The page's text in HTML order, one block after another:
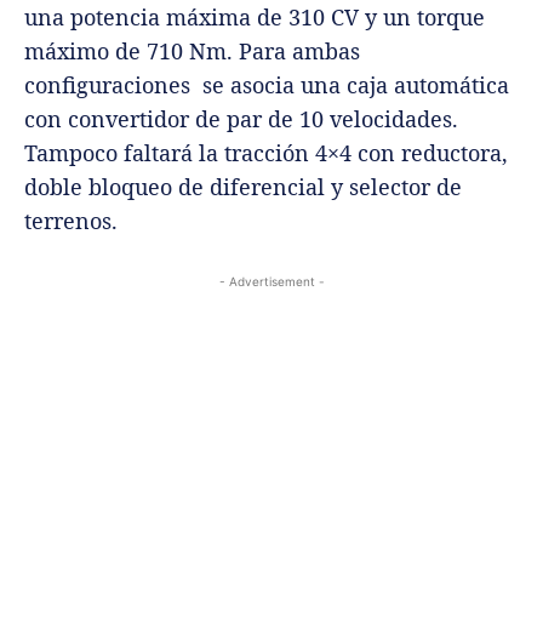
una potencia máxima de 310 CV y un torque
máximo de 710 Nm. Para ambas
configuraciones se asocia una caja automática
con convertidor de par de 10 velocidades.
Tampoco faltará la tracción 4×4 con reductora,
doble bloqueo de diferencial y selector de
terrenos.
- Advertisement -